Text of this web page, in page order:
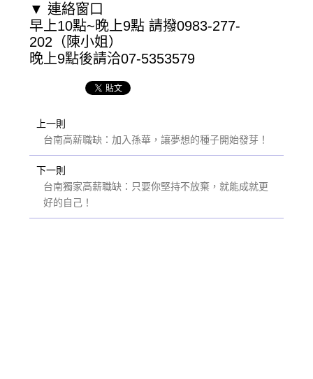
▼ 連絡窗口
早上10點~晚上9點 請撥0983-277-
202（陳小姐）
晚上9點後請洽07-5353579
上一則
台南高薪職缺：加入孫華，讓夢想的種子開始發芽！
下一則
台南獨家高薪職缺：只要你堅持不放棄，就能成就更
好的自己！